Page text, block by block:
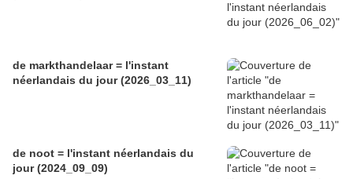
de markthandelaar = l'instant
néerlandais du jour (2026_03_11)
de noot = l'instant néerlandais du
jour (2024_09_09)